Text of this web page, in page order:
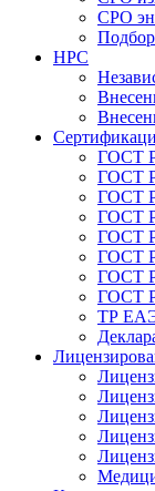
СРО
НРС
ГОСТ
ГОСТ
ГОСТ
ГОСТ
ГОСТ
ГОСТ
ГОСТ
ГОСТ
ТР